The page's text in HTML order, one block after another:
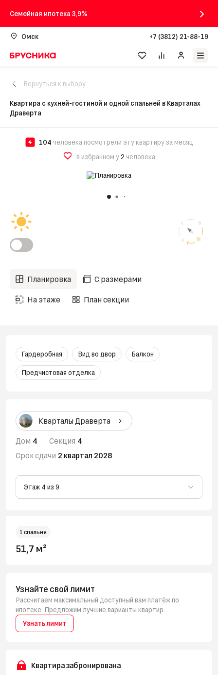
Семейная ипотека 3,9%
Омск +7 (3812) 21-88-19
Квартира с кухней-гостиной и одной спальней в Кварталах
Драверта
Вернуться к выбору
104 человека посмотрели эту квартиру за месяц
в избранном у2 человека
Планировка С размерами
На этаже План секции
Кварталы Драверта
Дом 4 Секция 4
Срок сдачи 2 квартал 2028
Этаж 4 из 9
Гардеробная Вид во двор Балкон
Предчистовая отделка
1 спальня
51,7 м²
Узнайте свой лимит
Рассчитаем максимальный доступный вам платёж по
ипотеке. Предложим лучшие варианты квартир.
Узнать лимит
Квартира забронирована